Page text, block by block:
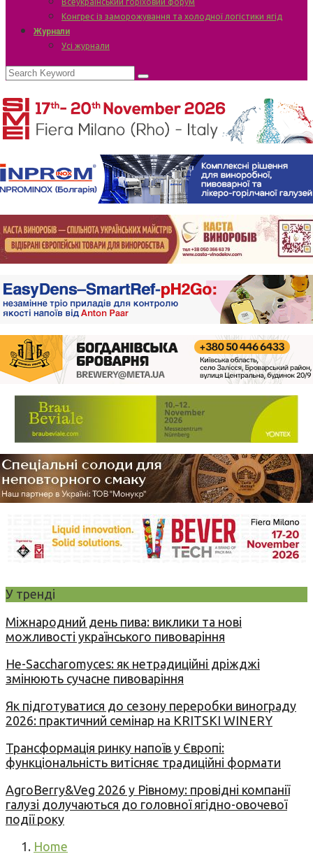
Конгрес із заморожування та холодної логістики ягід
Журнали
Усі журнали
У тренді
Міжнародний день пива: виклики та нові
можливості українського пивоваріння
Не-Saccharomyces: як нетрадиційні дріжджі
змінюють сучасне пивоваріння
Як підготуватися до сезону переробки винограду
2026: практичний семінар на KRITSKI WINERY
Трансформація ринку напоїв у Європі:
функціональність витісняє традиційні формати
AgroBerry&Veg 2026 у Рівному: провідні компанії
галузі долучаються до головної ягідно-овочевої
події року
Home